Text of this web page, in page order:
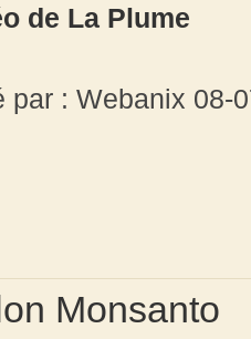
de La Plume
par : Webanix 08-
Monsanto